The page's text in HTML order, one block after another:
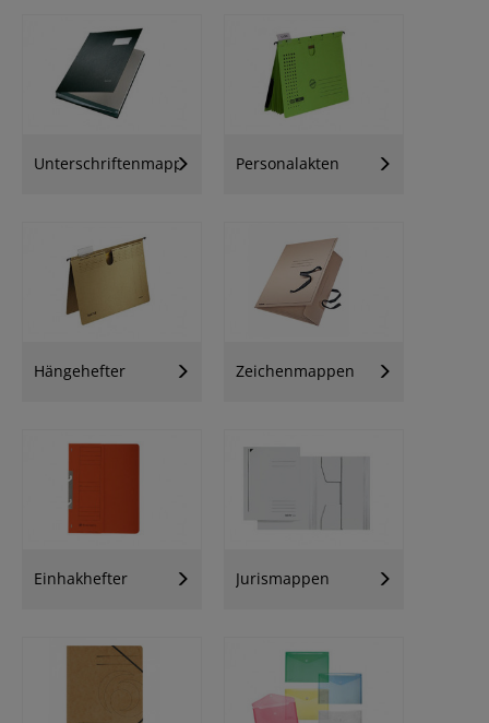
Unterschriftenmappen Personalakten
Hängehefter Zeichenmappen
Einhakhefter Jurismappen